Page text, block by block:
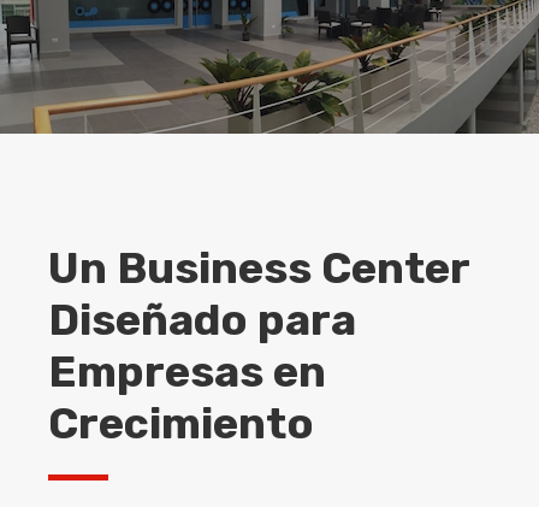
Un Business Center
Diseñado para
Empresas en
Crecimiento